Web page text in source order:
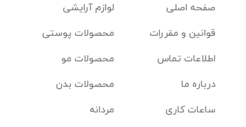
صفحه اصلی
قوانین و مقررات
اطلاعات تماس
درباره ما
ساعات کاری
لوازم آرایشی
محصولات پوستی
محصولات مو
محصولات بدن
مردانه